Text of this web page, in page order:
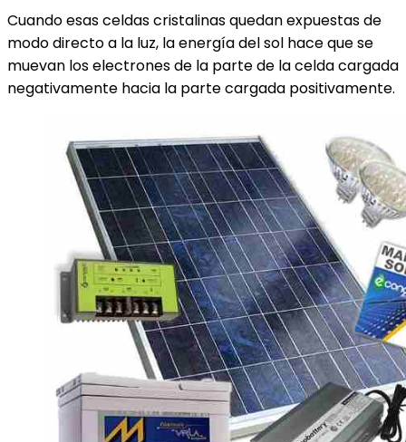
Cuando esas celdas cristalinas quedan expuestas de
modo directo a la luz, la energía del sol hace que se
muevan los electrones de la parte de la celda cargada
negativamente hacia la parte cargada positivamente.